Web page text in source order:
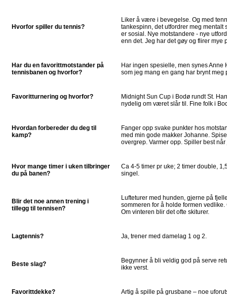
Hvorfor spiller du tennis?
Liker å være i bevegelse. Og med
tankespinn, det utfordrer meg mentalt
er sosial. Nye motstandere - nye
enn det. Jeg har det gøy og flirer
Har du en favorittmotstander på
tennisbanen og hvorfor?
Har ingen spesielle, men synes Anne
som jeg mang en gang har brynt meg
Favoritturnering og hvorfor?
Midnight Sun Cup i Bodø rundt St.
nydelig om været slår til. Fine folk i
Hvordan forbereder du deg til
kamp?
Fanger opp svake punkter hos
med min gode makker Johanne.
overgrep. Varmer opp. Spiller best
Hvor mange timer i uken tilbringer
du på banen?
Ca 4-5 timer pr uke; 2 timer double,
singel.
Blir det noe annen trening i
tillegg til tennisen?
Lufteturer med hunden, gjerne på
sommeren for å holde formen
Om vinteren blir det ofte skiturer.
Lagtennis? Ja, trener med damelag 1 og 2.
Beste slag?
Begynner å bli veldig god på serve
ikke verst.
Favorittdekke? Artig å spille på grusbane – noe